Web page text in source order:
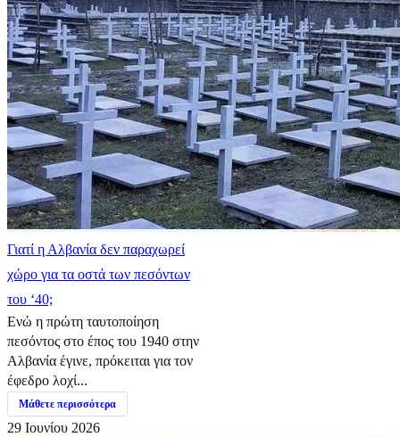
Γιατί η Αλβανία δεν παραχωρεί
χώρο για τα οστά των πεσόντων
του ‘40;
Ενώ η πρώτη ταυτοποίηση
πεσόντος στο έπος του 1940 στην
Αλβανία έγινε, πρόκειται για τον
έφεδρο λοχί...
Μάθετε περισσότερα
29 Ιουνίου 2026